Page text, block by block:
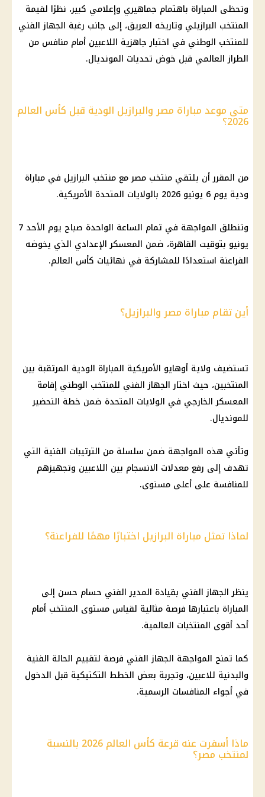
وتحظى المباراة باهتمام جماهيري وإعلامي كبير، نظرًا لقيمة
المنتخب البرازيلي وتاريخه العريق، إلى جانب رغبة الجهاز الفني
للمنتخب الوطني في اختبار جاهزية اللاعبين أمام منافس من
الطراز العالمي قبل خوض تحديات المونديال.
متى موعد مباراة مصر والبرازيل الودية قبل كأس العالم
2026؟
من المقرر أن يلتقي منتخب مصر مع منتخب البرازيل في مباراة
ودية يوم 6 يونيو 2026 بالولايات المتحدة الأمريكية.
وتنطلق المواجهة في تمام الساعة الواحدة صباح يوم الأحد 7
يونيو بتوقيت القاهرة، ضمن المعسكر الإعدادي الذي يخوضه
الفراعنة استعدادًا للمشاركة في نهائيات كأس العالم.
أين تقام مباراة مصر والبرازيل؟
تستضيف ولاية أوهايو الأمريكية المباراة الودية المرتقبة بين
المنتخبين، حيث اختار الجهاز الفني للمنتخب الوطني إقامة
المعسكر الخارجي في الولايات المتحدة ضمن خطة التحضير
للمونديال.
وتأتي هذه المواجهة ضمن سلسلة من الترتيبات الفنية التي
تهدف إلى رفع معدلات الانسجام بين اللاعبين وتجهيزهم
للمنافسة على أعلى مستوى.
لماذا تمثل مباراة البرازيل اختبارًا مهمًا للفراعنة؟
ينظر الجهاز الفني بقيادة المدير الفني حسام حسن إلى
المباراة باعتبارها فرصة مثالية لقياس مستوى المنتخب أمام
أحد أقوى المنتخبات العالمية.
كما تمنح المواجهة الجهاز الفني فرصة لتقييم الحالة الفنية
والبدنية للاعبين، وتجربة بعض الخطط التكتيكية قبل الدخول
في أجواء المنافسات الرسمية.
ماذا أسفرت عنه قرعة كأس العالم 2026 بالنسبة
لمنتخب مصر؟